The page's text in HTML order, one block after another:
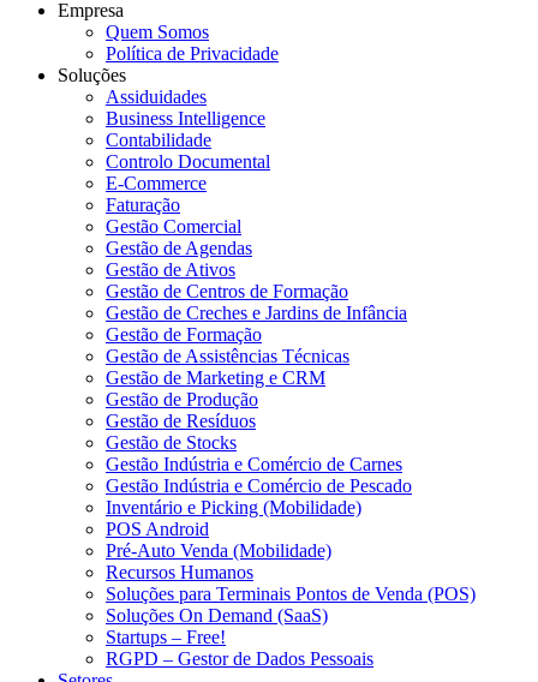
Empresa
Quem Somos
Política de Privacidade
Soluções
Assiduidades
Business Intelligence
Contabilidade
Controlo Documental
E-Commerce
Faturação
Gestão Comercial
Gestão de Agendas
Gestão de Ativos
Gestão de Centros de Formação
Gestão de Creches e Jardins de Infância
Gestão de Formação
Gestão de Assistências Técnicas
Gestão de Marketing e CRM
Gestão de Produção
Gestão de Resíduos
Gestão de Stocks
Gestão Indústria e Comércio de Carnes
Gestão Indústria e Comércio de Pescado
Inventário e Picking (Mobilidade)
POS Android
Pré-Auto Venda (Mobilidade)
Recursos Humanos
Soluções para Terminais Pontos de Venda (POS)
Soluções On Demand (SaaS)
Startups – Free!
RGPD – Gestor de Dados Pessoais